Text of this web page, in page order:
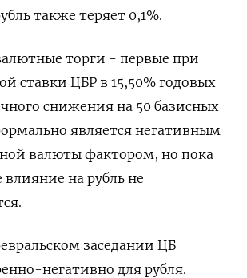
также теряет 0,1%.
торги - первые при
ставки ЦБР ​в 15,50% годовых
снижения на 50 базисных
является негативным
валюты фактором, но ‌пока
на рубль не
заседании ЦБ
негативно для рубля.